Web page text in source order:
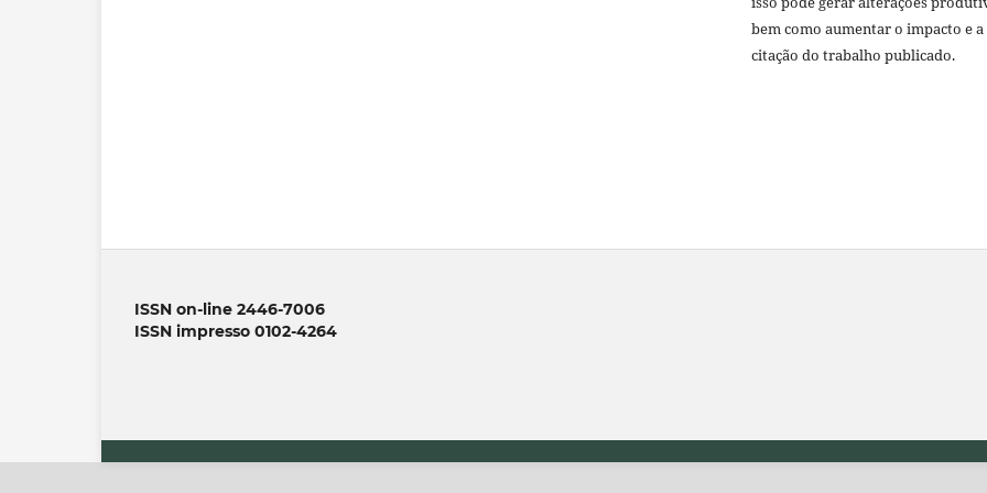
bem como aumentar o impacto e a
citação do trabalho publicado.
ISSN on-line 2446-7006
ISSN impresso 0102-4264